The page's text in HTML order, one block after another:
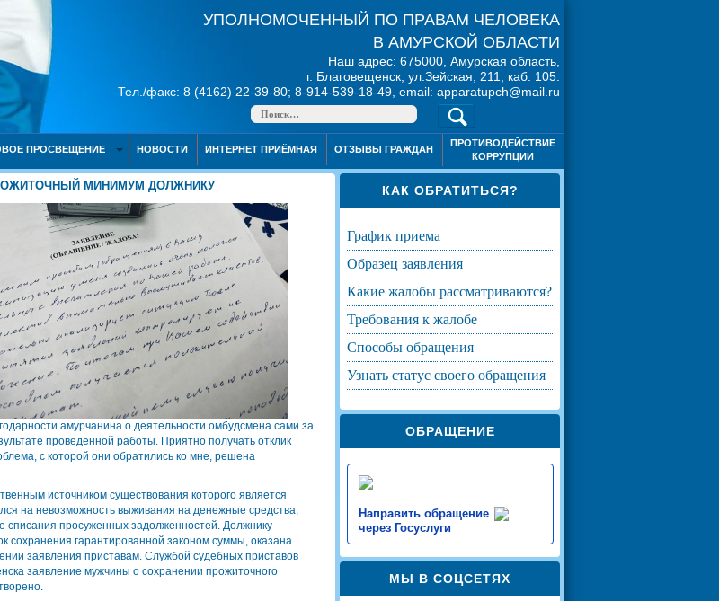
УПОЛНОМОЧЕННЫЙ ПО ПРАВАМ ЧЕЛОВЕКА
В АМУРСКОЙ ОБЛАСТИ
Наш адрес: 675000, Амурская область,
г. Благовещенск, ул.Зейская, 211, каб. 105.
Тел./факс: 8 (4162) 22-39-80; 8-914-539-18-49, email: apparatupch@mail.ru
ПРОСВЕЩЕНИЕ НОВОСТИ ИНТЕРНЕТ ПРИЁМНАЯ ОТЗЫВЫ ГРАЖДАН
ПРОТИВОДЕЙСТВИЕ
КОРРУПЦИИ
МИНИМУМ ДОЛЖНИКУ
амурчанина о деятельности омбудсмена сами за
проведенной работы. Приятно получать отклик
с которой они обратились ко мне, решена
источником существования которого является
на невозможность выживания на денежные средства,
списания просуженных задолженностей. Должнику
сохранения гарантированной законом суммы, оказана
заявления приставам. Службой судебных приставов
заявление мужчины о сохранении прожиточного
КАК ОБРАТИТЬСЯ?
график приема
образец заявления
какие жалобы рассматриваются?
требования к жалобе
способы обращения
узнать статус своего обращения
ОБРАЩЕНИЕ
Направить обращение
через Госуслуги
МЫ В СОЦСЕТЯХ